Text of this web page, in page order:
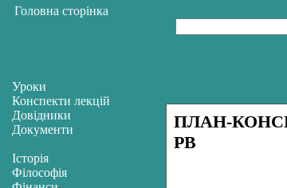
ПЛАН-
РВ
Уроки
Конспекти лекцій
Довідники
Документи
Історія
Філософія
Головна сторінка